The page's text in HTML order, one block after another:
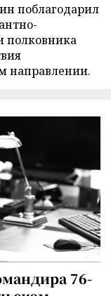
поблагодарил
полковника
направлении.
76-